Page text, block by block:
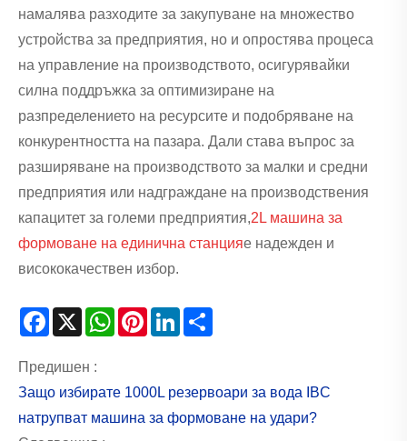
намалява разходите за закупуване на множество
устройства за предприятия, но и опростява процеса
на управление на производството, осигурявайки
силна поддръжка за оптимизиране на
разпределението на ресурсите и подобряване на
конкурентността на пазара. Дали става въпрос за
разширяване на производството за малки и средни
предприятия или надграждане на производствения
капацитет за големи предприятия,2L машина за
формоване на единична станцияе надежден и
висококачествен избор.
Facebook
X WhatsAppPinterestLinkedIn
Предишен :
Защо избирате 1000L резервоари за вода IBC
натрупват машина за формоване на удари?